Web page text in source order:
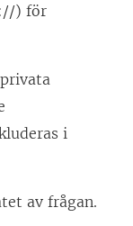
) för
i
av frågan.